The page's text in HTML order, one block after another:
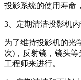
投影系统的使用寿命
3、定期清洁投影机内
为了维持投影机的光
次)，反射镜，镜头
工程师来进行。